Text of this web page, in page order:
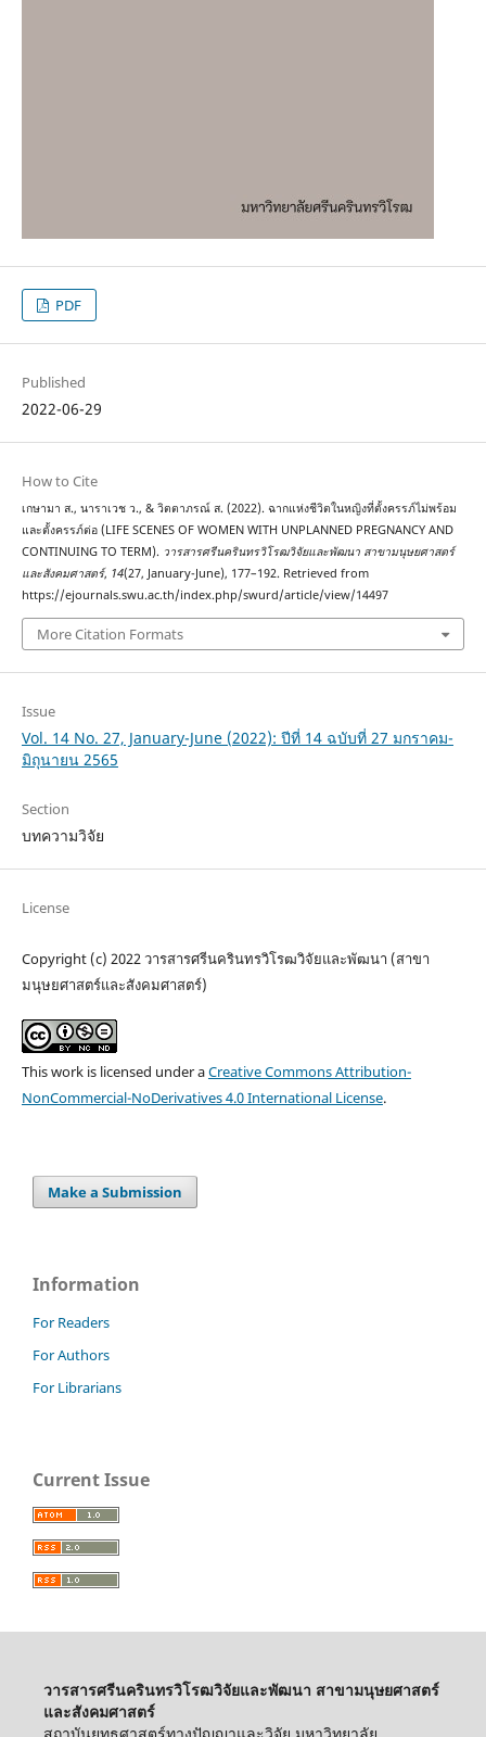
PDF
Published
2022-06-29
How to Cite
เกษามา ส., นาราเวช ว., & วิตตาภรณ์ ส. (2022). ฉากแห่งชีวิตในหญิงที่ตั้งครรภ์ไม่พร้อม
และตั้งครรภ์ต่อ (LIFE SCENES OF WOMEN WITH UNPLANNED PREGNANCY AND
CONTINUING TO TERM). วารสารศรีนครินทรวิโรฒวิจัยและพัฒนา สาขามนุษยศาสตร์
และสังคมศาสตร์, 14(27, January-June), 177–192. Retrieved from
https://ejournals.swu.ac.th/index.php/swurd/article/view/14497
More Citation Formats
Issue
Vol. 14 No. 27, January-June (2022): ปีที่ 14 ฉบับที่ 27 มกราคม-
มิถุนายน 2565
Section
บทความวิจัย
License
Copyright (c) 2022 วารสารศรีนครินทรวิโรฒวิจัยและพัฒนา (สาขา
มนุษยศาสตร์และสังคมศาสตร์)
This work is licensed under aCreative Commons Attribution-
NonCommercial-NoDerivatives 4.0 International License.
Make a Submission
Information
For Readers
For Authors
For Librarians
Current Issue
วารสารศรีนครินทรวิโรฒวิจัยและพัฒนา สาขามนุษยศาสตร์
และสังคมศาสตร์